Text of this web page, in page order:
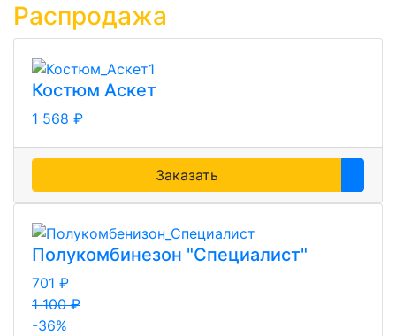
Распродажа
Костюм Аскет
1 568 ₽
Заказать
Полукомбинезон "Специалист"
701 ₽
1 100 ₽
-36%